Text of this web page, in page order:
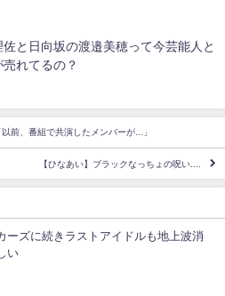
と日向坂の渡邉美穂って今芸能人と
売れてるの？
前、番組で共演したメンバーが...」
【ひなあい】ブラックなっちょの呪い....
ーズに続きラストアイドルも地上波消
い